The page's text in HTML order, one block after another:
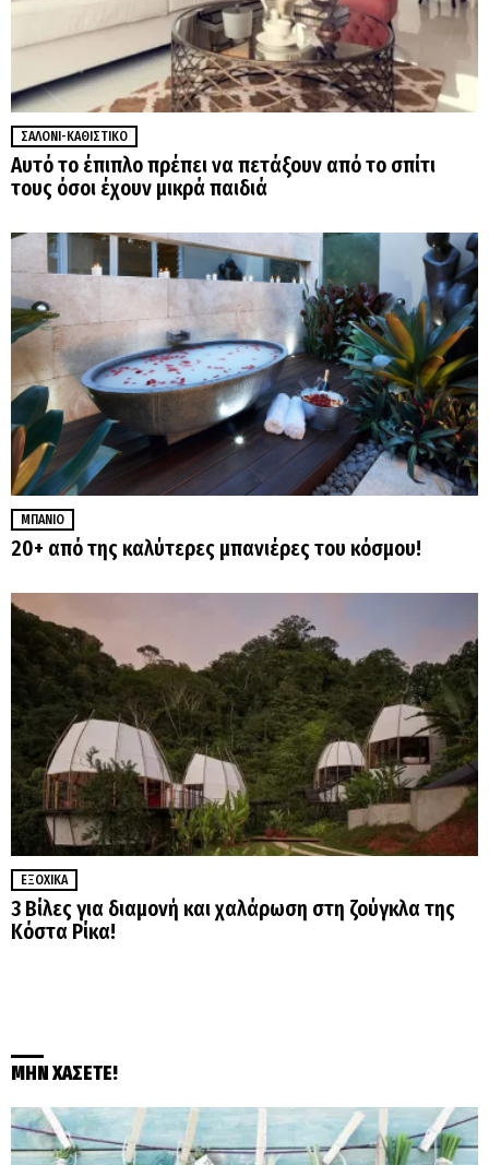
ΣΑΛΌΝΙ-ΚΑΘΙΣΤΙΚΌ
Αυτό το έπιπλο πρέπει να πετάξουν από το σπίτι
τους όσοι έχουν μικρά παιδιά
ΜΠΆΝΙΟ
20+ από της καλύτερες μπανιέρες του κόσμου!
ΕΞΟΧΙΚΆ
3 Βίλες για διαμονή και χαλάρωση στη ζούγκλα της
Κόστα Ρίκα!
ΜΗΝ ΧΑΣΕΤΕ!